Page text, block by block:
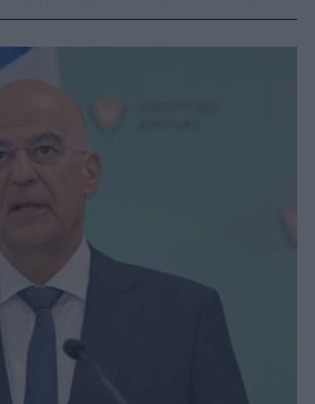
του Αθηναγόρα